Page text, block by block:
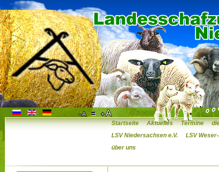
Startseite Aktuelles Termine
LSV Niedersachsen e.V.
LSV
über uns
der Weg zu uns!